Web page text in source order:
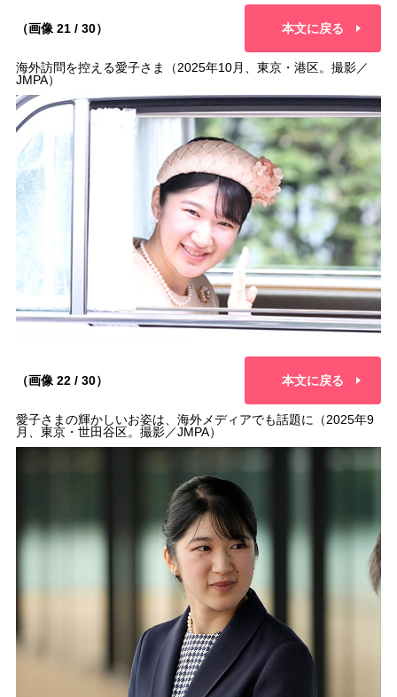
（画像 21 / 30） 本文に戻る
海外訪問を控える愛子さま（2025年10月、東京・港区。撮影／
JMPA）
（画像 22 / 30） 本文に戻る
愛子さまの輝かしいお姿は、海外メディアでも話題に（2025年9
月、東京・世田谷区。撮影／JMPA）